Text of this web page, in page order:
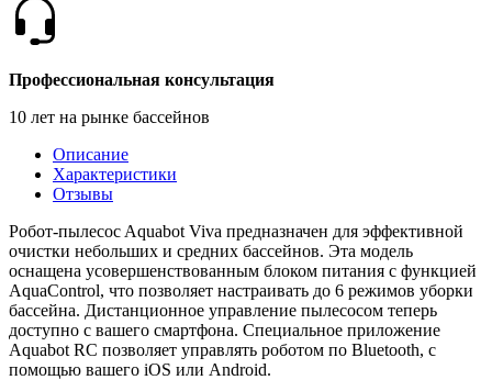
Профессиональная консультация
10 лет на рынке бассейнов
Описание
Характеристики
Отзывы
Робот-пылесоc Aquabot Viva предназначен для эффективной
очистки небольших и средних бассейнов. Эта модель
оснащена усовершенствованным блоком питания с функцией
AquaControl, что позволяет настраивать до 6 режимов уборки
бассейна. Дистанционное управление пылесосом теперь
доступно c вашего смартфона. Специальное приложение
Aquabot RC позволяет управлять роботом по Bluetooth, с
помощью вашего iOS или Android.